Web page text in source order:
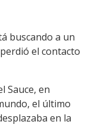
buscando a un
el contacto
Sauce, en
el último
en la